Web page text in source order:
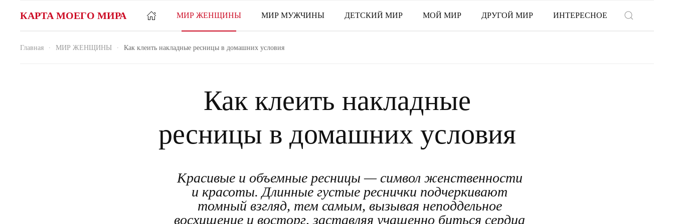
КАРТА МОЕГО МИРА МИР ЖЕНЩИНЫ МИР МУЖЧИНЫ ДЕТСКИЙ МИР МОЙ МИР ДРУГОЙ МИР ИНТЕРЕСНОЕ
Главная МИР ЖЕНЩИНЫ Как клеить накладные ресницы в домашних условия
Как клеить накладные
ресницы в домашних условия
Красивые и объемные ресницы — символ женственности
и красоты. Длинные густые реснички подчеркивают
томный взгляд, тем самым, вызывая неподдельное
восхищение и восторг, заставляя учащенно биться сердца